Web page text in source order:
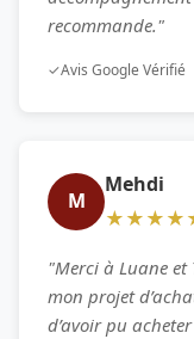
recommande."
✓Avis Google Vérifié
M
Mehdi
"Merci à Luane et
mon projet
d’avoir pu